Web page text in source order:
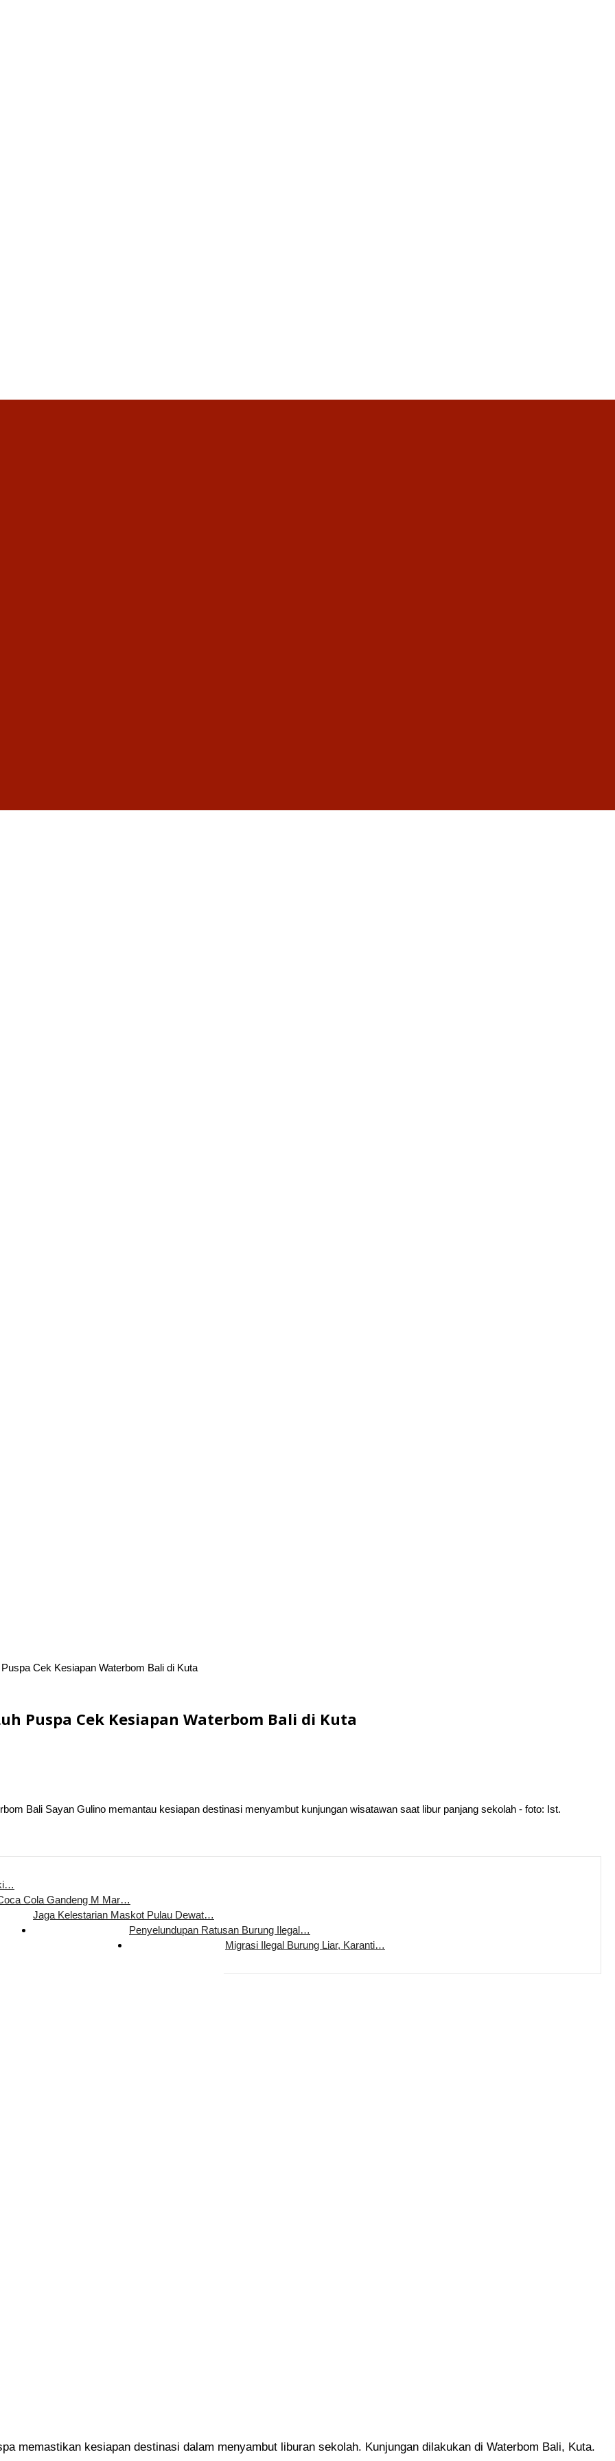
Cek Kesiapan Waterbom Bali di Kuta
Puspa Cek Kesiapan Waterbom Bali di Kuta
Bali Sayan Gulino memantau kesiapan destinasi menyambut kunjungan wisatawan saat libur panjang sekolah - foto: Ist.
Cola Gandeng M Mar…
Jaga Kelestarian Maskot Pulau Dewat…
Penyelundupan Ratusan Burung Ilegal…
Migrasi Ilegal Burung Liar, Karanti…
memastikan kesiapan destinasi dalam menyambut liburan sekolah. Kunjungan dilakukan di Waterbom Bali, Kuta.